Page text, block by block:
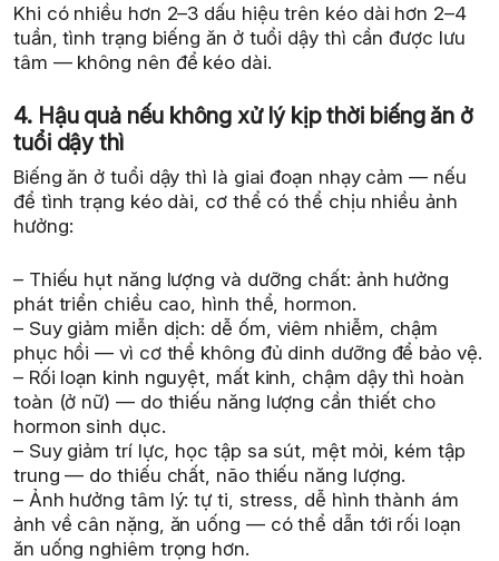
Khi có nhiều hơn 2–3 dấu hiệu trên kéo dài hơn 2–4
tuần, tình trạng biếng ăn ở tuổi dậy thì cần được lưu
tâm — không nên để kéo dài.
4. Hậu quả nếu không xử lý kịp thời biếng ăn ở
tuổi dậy thì
Biếng ăn ở tuổi dậy thì là giai đoạn nhạy cảm — nếu
để tình trạng kéo dài, cơ thể có thể chịu nhiều ảnh
hưởng:
– Thiếu hụt năng lượng và dưỡng chất: ảnh hưởng
phát triển chiều cao, hình thể, hormon.
– Suy giảm miễn dịch: dễ ốm, viêm nhiễm, chậm
phục hồi — vì cơ thể không đủ dinh dưỡng để bảo vệ.
– Rối loạn kinh nguyệt, mất kinh, chậm dậy thì hoàn
toàn (ở nữ) — do thiếu năng lượng cần thiết cho
hormon sinh dục.
– Suy giảm trí lực, học tập sa sút, mệt mỏi, kém tập
trung — do thiếu chất, não thiếu năng lượng.
– Ảnh hưởng tâm lý: tự ti, stress, dễ hình thành ám
ảnh về cân nặng, ăn uống — có thể dẫn tới rối loạn
ăn uống nghiêm trọng hơn.